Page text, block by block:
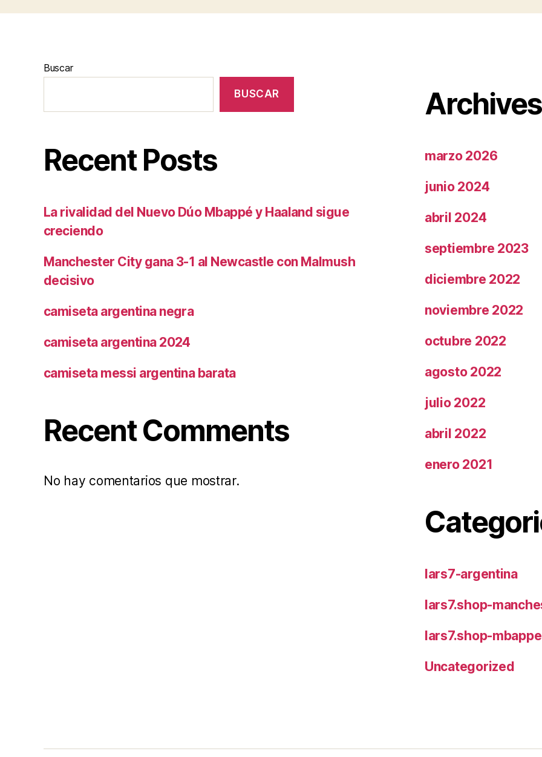
Buscar
BUSCAR
Recent Posts
La rivalidad del Nuevo Dúo Mbappé y Haaland sigue
creciendo
Manchester City gana 3-1 al Newcastle con Malmush
decisivo
camiseta argentina negra
camiseta argentina 2024
camiseta messi argentina barata
Recent Comments
No hay comentarios que mostrar.
Archives
marzo 2026
junio 2024
abril 2024
septiembre 2023
diciembre 2022
noviembre 2022
octubre 2022
agosto 2022
julio 2022
abril 2022
enero 2021
lars7-argentina
lars7.shop-
lars7.shop-mbappe
Uncategorized